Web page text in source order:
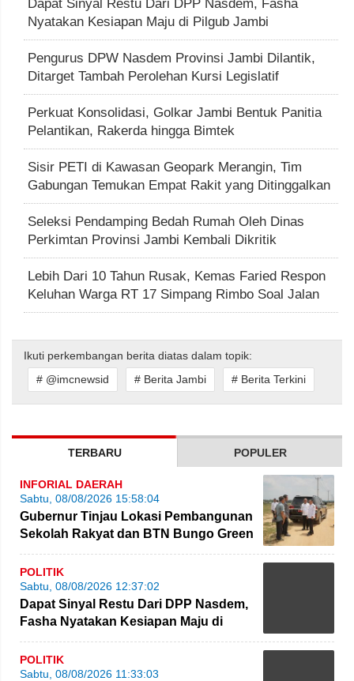
Dapat Sinyal Restu Dari DPP Nasdem, Fasha
Nyatakan Kesiapan Maju di Pilgub Jambi
Pengurus DPW Nasdem Provinsi Jambi Dilantik,
Ditarget Tambah Perolehan Kursi Legislatif
Perkuat Konsolidasi, Golkar Jambi Bentuk Panitia
Pelantikan, Rakerda hingga Bimtek
Sisir PETI di Kawasan Geopark Merangin, Tim
Gabungan Temukan Empat Rakit yang Ditinggalkan
Seleksi Pendamping Bedah Rumah Oleh Dinas
Perkimtan Provinsi Jambi Kembali Dikritik
Lebih Dari 10 Tahun Rusak, Kemas Faried Respon
Keluhan Warga RT 17 Simpang Rimbo Soal Jalan
Ikuti perkembangan berita diatas dalam topik:
# @imcnewsid
# Berita Jambi # Berita Terkini
TERBARU POPULER
INFORIAL DAERAH
Sabtu, 08/08/2026 15:58:04
Gubernur Tinjau Lokasi Pembangunan
Sekolah Rakyat dan BTN Bungo Green
City
POLITIK
Sabtu, 08/08/2026 12:37:02
Dapat Sinyal Restu Dari DPP Nasdem,
Fasha Nyatakan Kesiapan Maju di
Pilgub Jambi
POLITIK
Sabtu, 08/08/2026 11:33:03